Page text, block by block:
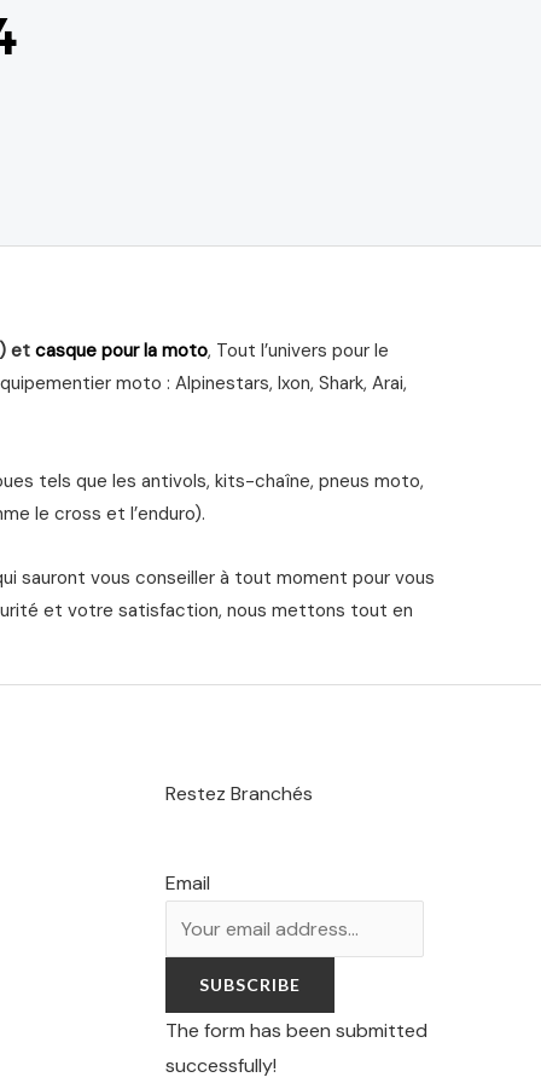
et casque pour la moto, Tout l’univers pour le
moto : Alpinestars, Ixon, Shark, Arai,
tels que les antivols, kits-chaîne, pneus moto,
le cross et l’enduro).
sauront vous conseiller à tout moment pour vous
et votre satisfaction, nous mettons tout en
Restez Branchés
Email
SUBSCRIBE
The form has been submitted
successfully!